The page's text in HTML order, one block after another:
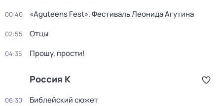
00:40 «Aguteens Fest». Фестиваль Леонида Агутина
02:55 Отцы
04:35 Прошу, прости!
Россия К
06:30 Библейский сюжет